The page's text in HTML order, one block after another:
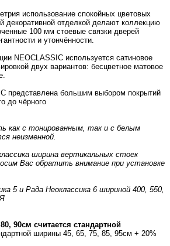
использование спокойных цветовых
декоративной отделкой делают коллекцию
100 мм стоевые связки дверей
и утончённости.
NEOCLASSIC используется сатиновое
двух вариантов: бесцветное матовое
представлена большим выбором покрытий
до чёрного
как с тонированным, так и с белым
неизменной.
ширина вертикальных стоек
Вас обратить внимание при установке
5 и Рада Неоклассика 6 шириной 400, 550,
90см считается стандартной
ширины 45, 65, 75, 85, 95см + 20%